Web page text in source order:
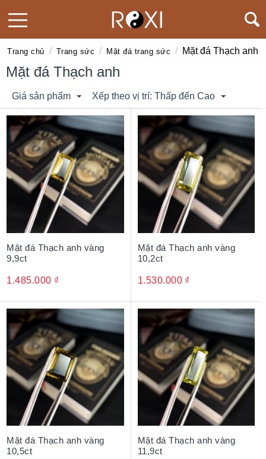
Trang chủ / Trang sức / Mặt đá trang sức / Mặt đá Thạch anh
Mặt đá Thạch anh
Giá sản phẩm Xếp theo vị trí: Thấp đến Cao
Mặt đá Thạch anh vàng
9,9ct
1.485.000 ₫
Mặt đá Thạch anh vàng
10,2ct
1.530.000 ₫
Mặt đá Thạch anh vàng
10,5ct
Mặt đá Thạch anh vàng
11,9ct